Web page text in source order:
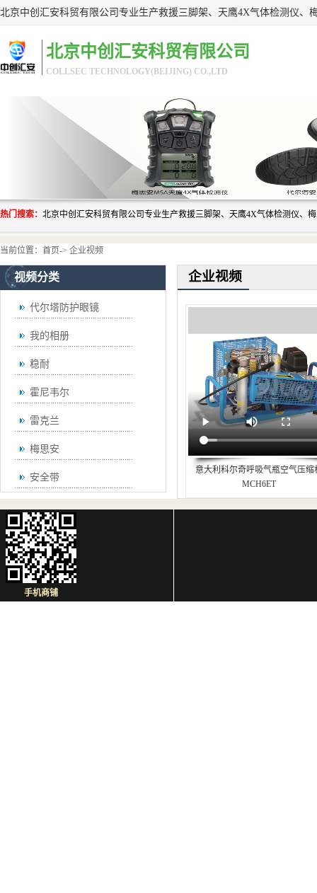
北京中创汇安科贸有限公司
COLLSEC TECHNOLOGY(BEIJING) CO.,LTD
热门搜索：
当前位置： 首页-> 企业视频
视频分类
代尔塔防护眼镜
我的相册
稳耐
霍尼韦尔
雷克兰
梅思安
安全带
企业视频
意大利科尔奇呼吸气瓶空气压缩
MCH6ET
手机商铺